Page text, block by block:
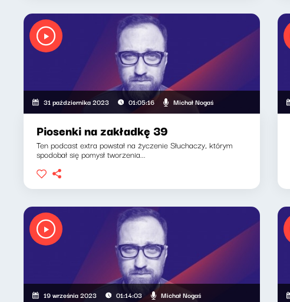
31 października 2023 01:05:16 Michał Nogaś
Piosenki na zakładkę 39
Ten podcast extra powstał na życzenie Słuchaczy, którym
spodobał się pomysł tworzenia...
19 września 2023 01:14:03 Michał Nogaś